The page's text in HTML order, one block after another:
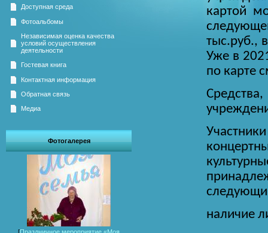
Доступная среда
Фотоальбомы
Независимая оценка качества
условий осуществления
деятельности
Гостевая книга
Контактная информация
Обратная связь
Медиа
Фотогалерея
картой
тыс.руб.,
Уже в
по карте
наличие